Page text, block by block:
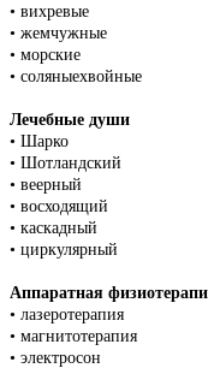
• вихревые
• жемчужные
• морские
• соляныехвойные
Лечебные души
• Шарко
• Шотландский
• веерный
• восходящий
• каскадный
• циркулярный
Аппаратная
• лазеротерапия
• магнитотерапия
• электросон